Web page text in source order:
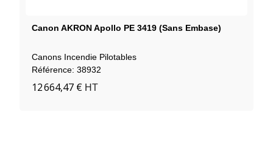
Canon AKRON Apollo PE 3419 (sans Embase)
Canons Incendie Pilotables
Référence: 38932
12 664,47 € HT